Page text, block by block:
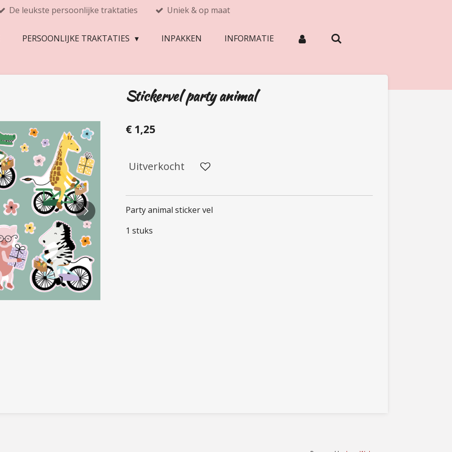
De leukste persoonlijke traktaties Uniek & op maat
PERSOONLIJKE TRAKTATIES INPAKKEN INFORMATIE
Stickervel party animal
€ 1,25
Uitverkocht
Party animal sticker vel
1 stuks